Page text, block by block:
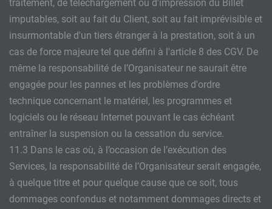
traitement, de téléchargement ou d'impression du Billet
imputables, soit au fait du Client, soit au fait imprévisible et
insurmontable d'un tiers étranger à la prestation, soit à un
cas de force majeure tel que défini à l'article 8 des CGV. De
même la responsabilité de l’Organisateur ne saurait être
engagée pour les pannes et les problèmes d'ordre
technique concernant le matériel, les programmes et
logiciels ou le réseau Internet pouvant le cas échéant
entraîner la suspension ou la cessation du service.
11.3 Dans le cas où, à l’occasion de l’exécution des
Services, la responsabilité de l’Organisateur serait engagée,
à quelque titre et pour quelque cause que ce soit, tous
dommages confondus et notamment dommages directs et